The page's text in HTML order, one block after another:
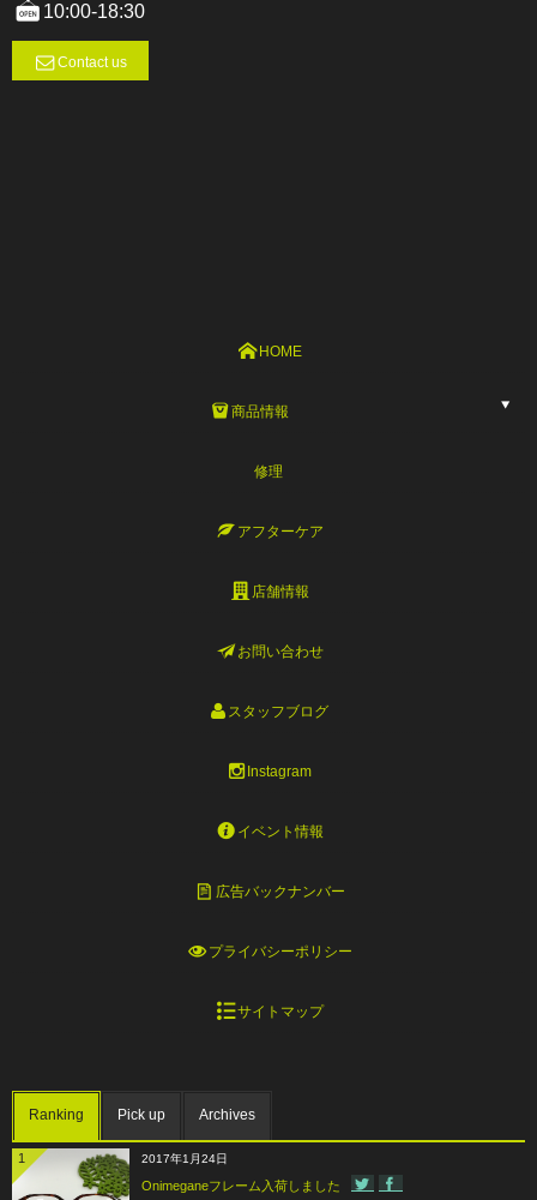
10:00-18:30
Contact us
HOME
商品情報
修理
アフターケア
店舗情報
お問い合わせ
スタッフブログ
Instagram
イベント情報
広告バックナンバー
プライバシーポリシー
サイトマップ
Ranking Pick up Archives
1 2017年1月24日
Onimeganeフレーム入荷しました